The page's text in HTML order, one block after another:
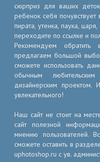
сюрприз для ваших
ребенок себя почувствует
пирата, утенка, паука,
переходите по ссылке и
Рекомендуем
предлагаем большой
сможете использовать
обычным
дизайнерским
увлекательного!
Наш сайт не стоит на
сайт полезной
мнению пользователей.
сможете оставить в
uphotoshop.ru с ув.